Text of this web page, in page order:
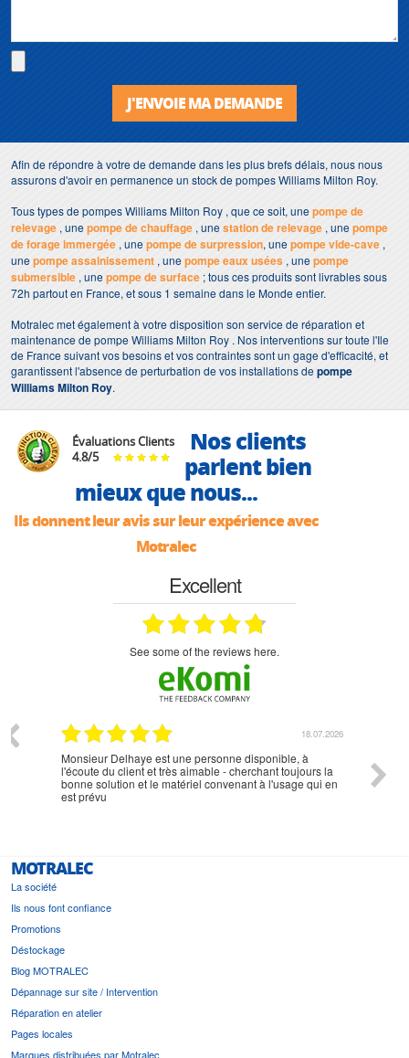
J'ENVOIE MA DEMANDE
Afin de répondre à votre de demande dans les plus brefs délais, nous nous
assurons d'avoir en permanence un stock de pompes Williams Milton Roy.
Tous types de pompes Williams Milton Roy , que ce soit, unepompe de
relevage , unepompe de chauffage , unestation de relevage , unepompe
de forage immergée , unepompe de surpression, unepompe vide-cave ,
unepompe assainissement , unepompe eaux usées , unepompe
submersible , unepompe de surface ; tous ces produits sont livrables sous
72h partout en France, et sous 1 semaine dans le Monde entier.
Motralec met également à votre disposition son service de réparation et
maintenance de pompe Williams Milton Roy . Nos interventions sur toute l'Ile
de France suivant vos besoins et vos contraintes sont un gage d'efficacité, et
garantissent l'absence de perturbation de vos installations depompe
Williams Milton Roy.
Évaluations Clients
4.8/5
Nos clients
parlent bien
mieux que nous...
Ils donnent leur avis sur leur expérience avec
Motralec
Excellent
see some of the reviews here.
18.07.2026
Monsieur Delhaye est une personne disponible, à
l'écoute du client et très aimable - cherchant toujours la
bonne solution et le matériel convenant à l'usage qui en
est prévu
MOTRALEC
La société
Ils nous font confiance
Promotions
Déstockage
Blog MOTRALEC
Dépannage sur site / Intervention
Réparation en atelier
Pages locales
Marques distribuées par Motralec